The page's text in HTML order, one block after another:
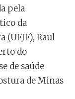
pela
da
(UFJF), Raul
do
de saúde
de Minas